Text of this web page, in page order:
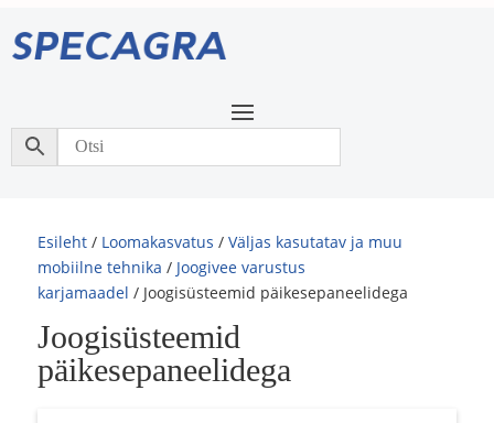
Esileht / Loomakasvatus /Väljas kasutatav ja muu
mobiilne tehnika / Joogivee varustus
karjamaadel / Joogisüsteemid päikesepaneelidega
Joogisüsteemid
päikesepaneelidega